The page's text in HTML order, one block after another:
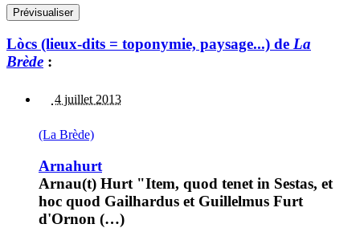
Lòcs (lieux-dits = toponymie, paysage...) de La
Brède :
4 juillet 2013
(La Brède)
Arnahurt
Arnau(t) Hurt "Item, quod tenet in Sestas, et
hoc quod Gailhardus et Guillelmus Furt
d'Ornon (…)